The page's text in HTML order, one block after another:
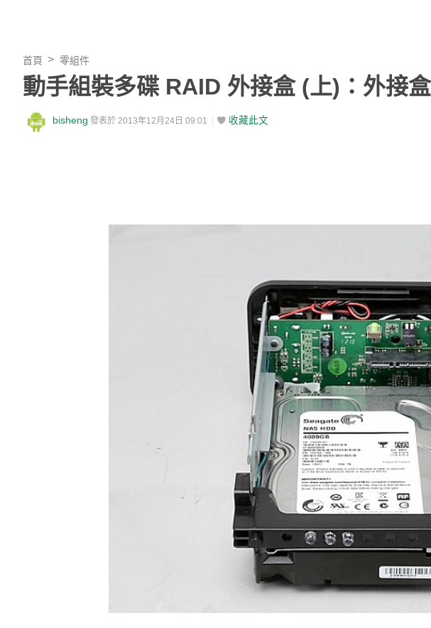
首頁 零組件
動手組裝多碟 RAID 外接盒 (上)：外接
bisheng 發表於 2013年12月24日 09:01 收藏此文